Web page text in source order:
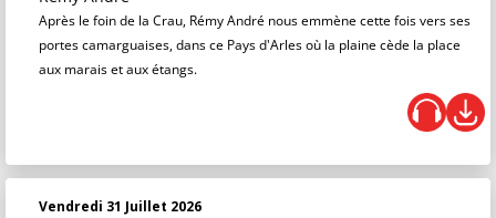
Après le foin de la Crau, Rémy André nous emmène cette fois vers ses
portes camarguaises, dans ce Pays d'Arles où la plaine cède la place
aux marais et aux étangs.
Vendredi 31 Juillet 2026